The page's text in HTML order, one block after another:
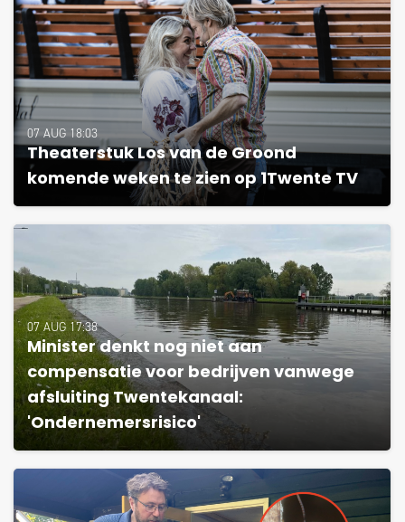
07 AUG 18:03
Theaterstuk Los van de Groond
komende weken te zien op 1Twente TV
07 AUG 17:38
Minister denkt nog niet aan
compensatie voor bedrijven vanwege
afsluiting Twentekanaal:
'Ondernemersrisico'